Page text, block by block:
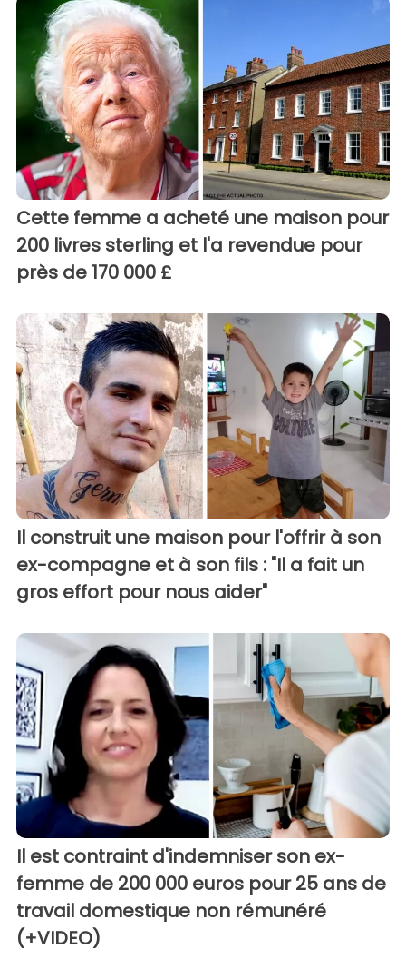
Cette femme a acheté une maison pour
200 livres sterling et l'a revendue pour
près de 170 000 £
Il construit une maison pour l'offrir à son
ex-compagne et à son fils : "Il a fait un
gros effort pour nous aider"
Il est contraint d'indemniser son ex-
femme de 200 000 euros pour 25 ans de
travail domestique non rémunéré
(+VIDEO)